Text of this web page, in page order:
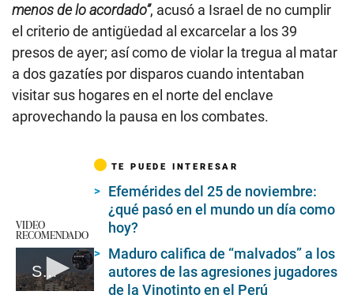
menos de lo acordado”, acusó a Israel de no cumplir
el criterio de antigüedad al excarcelar a los 39
presos de ayer; así como de violar la tregua al matar
a dos gazatíes por disparos cuando intentaban
visitar sus hogares en el norte del enclave
aprovechando la pausa en los combates.
VIDEO
RECOMENDADO
Se cumple un mes de guerra entre Israel y Hamás
TE PUEDE INTERESAR
Efemérides del 25 de noviembre:
¿qué pasó en el mundo un día como
hoy?
Maduro califica de “malvados” a los
autores de las agresiones jugadores
de la Vinotinto en el Perú